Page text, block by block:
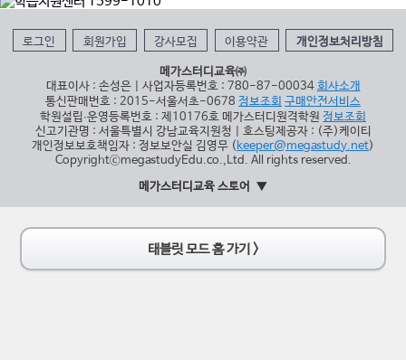
로그인 회원가입 강사모집 이용약관 개인정보처리방침
메가스터디교육㈜
대표이사 : 손성은 | 사업자등록번호 : 780-87-00034 회사소개
통신판매번호 : 2015-서울서초-0678 정보조회 구매안전서비스
학원설립∙운영등록번호 : 제10176호 메가스터디원격학원 정보조회
신고기관명 : 서울특별시 강남교육지원청 | 호스팅제공자 : (주)케이티
개인정보보호책임자 : 정보보안실 김영무 ( keeper@megastudy.net)
CopyrightⓒmegastudyEdu.co.,Ltd. All rights reserved.
메가스터디교육 스토어
태블릿 모드 홈 가기 >